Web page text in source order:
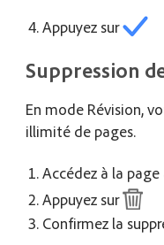
Appuyez sur
Suppression
En mode Révision,
illimité de pages.
Accédez à la page
Appuyez sur
Confirmez la